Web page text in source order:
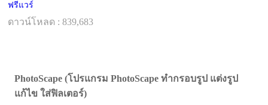
ฟรีแวร์
ดาวน์โหลด : 839,683
PhotoScape (โปรแกรม PhotoScape ทำกรอบรูป แต่งรูป
แก้ไข ใส่ฟิลเตอร์)